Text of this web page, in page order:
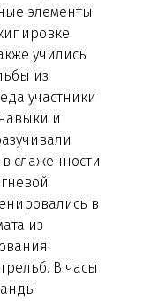
элементы
учились
из
участники
и
слаженности
в
из
В часы